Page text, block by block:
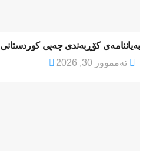
بەیاننامەی کۆڕبەندی چەپی کوردستانی
تەممووز 30, 2026